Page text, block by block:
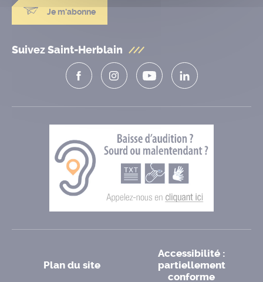
Je m'abonne
Suivez Saint-Herblain
Plan du site
Accessibilité :
partiellement
conforme